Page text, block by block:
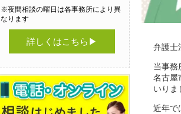
弁護士
当事務
名古屋
いりま
近年で
※夜間相談の曜日は各事務所により異
なります
詳しくはこちら▶